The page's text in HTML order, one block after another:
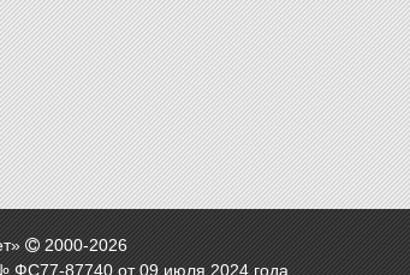
2000-2026
ФС77-87740 от 09 июля 2024 года.